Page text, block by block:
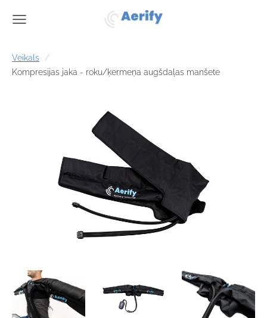
Veikals
Kompresijas jaka - roku/ķermeņa augšdaļas manšete